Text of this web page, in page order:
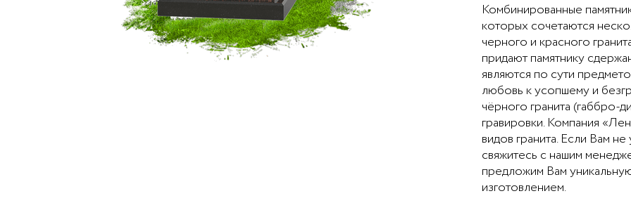
Комбинированные
которых сочетаются
черного и красного
придают памятнику
являются по сути
любовь к усопшему и
чёрного гранита (габбро-
гравировки. Компания
видов гранита. Если Вам
свяжитесь с нашим
предложим Вам
изготовлением.